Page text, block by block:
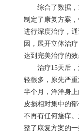
综合了数据，
制定了康复方案
进行深度治疗，
因，展开立体治
达到完美治疗的效
治疗15天后，
轻很多，原先严
半个月，洋洋身
皮损相对集中的
不再有任何瘙痒
整了康复方案的